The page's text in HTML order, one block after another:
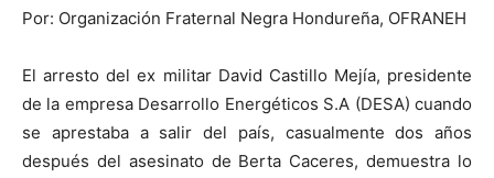
Por: Organización Fraternal Negra Hondureña, OFRANEH
El arresto del ex militar David Castillo Mejía, presidente
de la empresa Desarrollo Energéticos S.A (DESA) cuando
se aprestaba a salir del país, casualmente dos años
después del asesinato de Berta Caceres, demuestra lo